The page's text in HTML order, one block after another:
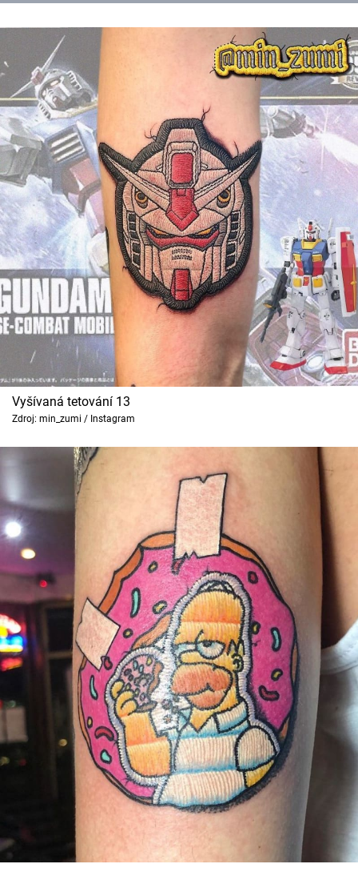
Vyšívaná tetování 13
Zdroj: min_zumi / Instagram